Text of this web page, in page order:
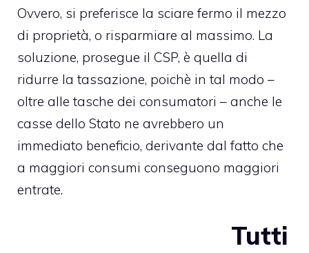
Ovvero, si preferisce la sciare fermo il mezzo
di proprietà, o risparmiare al massimo. La
soluzione, prosegue il CSP, è quella di
ridurre la tassazione, poichè in tal modo –
oltre alle tasche dei consumatori – anche le
casse dello Stato ne avrebbero un
immediato beneficio, derivante dal fatto che
a maggiori consumi conseguono maggiori
entrate.
Tutti